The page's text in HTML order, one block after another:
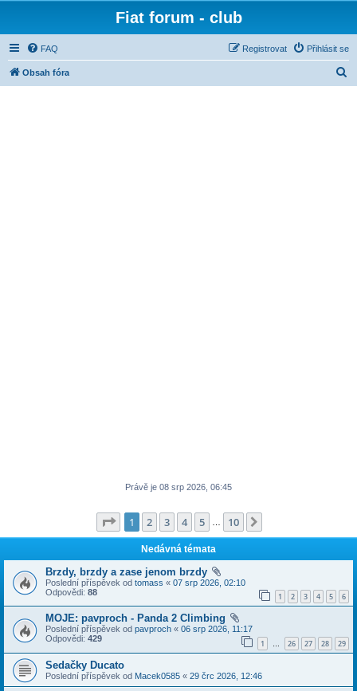
Fiat forum - club
FAQ Přihlásit se
Registrovat
Obsah fóra
Právě je 08 srp 2026, 06:45
Stránka z 10
1 2 3 4 5 10
Nedávná témata
Brzdy, brzdy a zase jenom brzdy
Poslední příspěvek od tomass « 07 srp 2026, 02:10
Odpovědi: 88 1 2 3 4 5 6
MOJE: pavproch - Panda 2 Climbing
Poslední příspěvek od pavproch « 06 srp 2026, 11:17
Odpovědi: 429 1 … 26 27 28 29
Sedačky Ducato
Poslední příspěvek od Macek0585 « 29 črc 2026, 12:46